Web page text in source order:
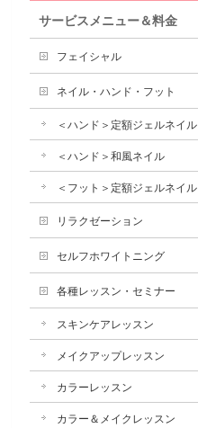
サービスメニュー＆料金
フェイシャル
ネイル・ハンド・フット
＜ハンド＞定額ジェルネイル
＜ハンド＞和風ネイル
＜フット＞定額ジェルネイル
リラクゼーション
セルフホワイトニング
各種レッスン・セミナー
スキンケアレッスン
メイクアップレッスン
カラーレッスン
カラー＆メイクレッスン